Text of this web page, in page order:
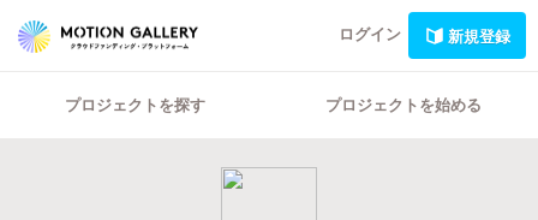
ログイン 新規登録
プロジェクトを探す プロジェクトを始める